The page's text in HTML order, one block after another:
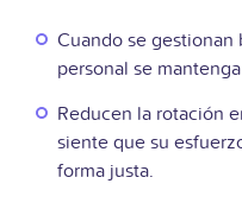
Cuando se
personal se
Reducen la rotación
siente que su
forma justa.